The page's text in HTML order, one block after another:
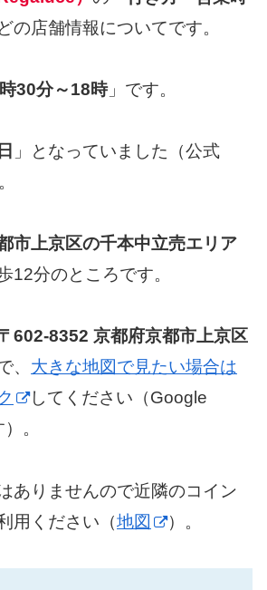
の店舗情報についてです。
30分～18時」です。
」となっていました（公式
市上京区の千本中立売エリア
12分のところです。
602-8352 京都府京都市上京区
、 大きな地図で見たい場合は
してください（Google
。
ありませんので近隣のコイン
用ください（地図 ）。